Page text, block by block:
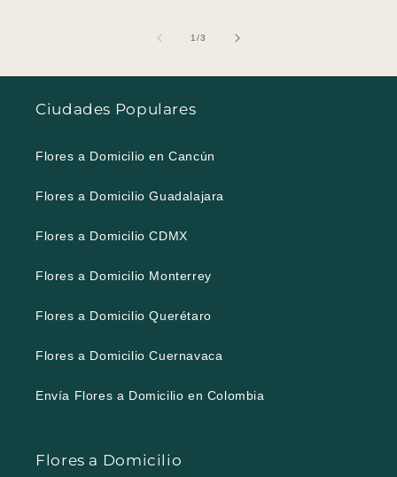
1/de
3
Ciudades Populares
Flores a Domicilio en Cancún
Flores a Domicilio Guadalajara
Flores a Domicilio CDMX
Flores a Domicilio Monterrey
Flores a Domicilio Querétaro
Flores a Domicilio Cuernavaca
Envía Flores a Domicilio en Colombia
Flores a Domicilio